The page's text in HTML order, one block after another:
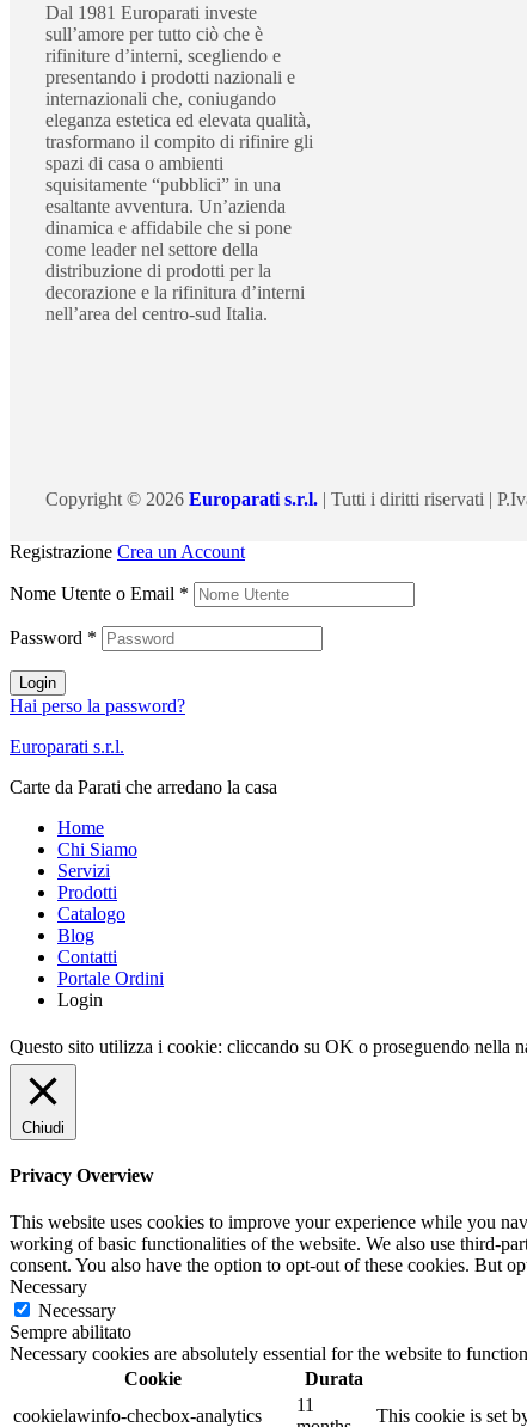
Dal 1981 Europarati investe
sull’amore per tutto ciò che è
rifiniture d’interni, scegliendo e
presentando i prodotti nazionali e
internazionali che, coniugando
eleganza estetica ed elevata qualità,
trasformano il compito di rifinire gli
spazi di casa o ambienti
squisitamente “pubblici” in una
esaltante avventura. Un’azienda
dinamica e affidabile che si pone
come leader nel settore della
distribuzione di prodotti per la
decorazione e la rifinitura d’interni
nell’area del centro-sud Italia.
Copyright © 2026 Europarati s.r.l. | Tutti i diritti riservati |
Registrazione Crea un Account
Nome Utente o Email *
Password *
Login
Hai perso la password?
Europarati s.r.l.
Carte da Parati che arredano la casa
Home
Chi Siamo
Servizi
Prodotti
Catalogo
Blog
Contatti
Portale Ordini
Login
Questo sito utilizza i cookie: cliccando su OK o proseguendo nella
Chiudi
Privacy Overview
This website uses cookies to improve your experience while you
working of basic functionalities of the website. We also use third-
consent. You also have the option to opt-out of these cookies. But
Necessary
Necessary
Sempre abilitato
Necessary cookies are absolutely essential for the website to
Cookie
Durata
cookielawinfo-checbox-analytics
11
This cookie is set